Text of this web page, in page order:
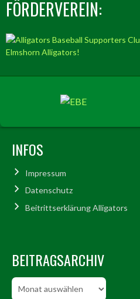
FÖRDERVEREIN:
INFOS
Impressum
Datenschutz
Beitrittserklärung Alligators
BEITRAGSARCHIV
Beitragsarchiv